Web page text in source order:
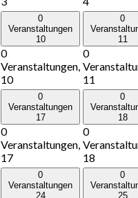
0
Veranstaltungen
10
0
Veranstaltungen,
10
0
11
0
11
0
Veranstaltungen
17
0
Veranstaltungen,
17
0
18
0
18
0
Veranstaltungen
24
0
25